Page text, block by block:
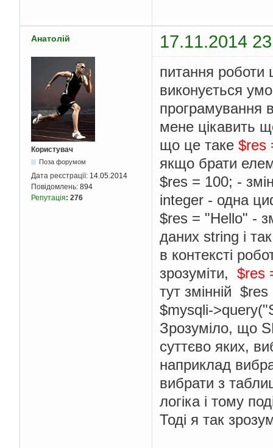
Анатолій 17.11.2014
Користувач
Поза форумом
Дата реєстрації: 14.05.2014
Повідомлень: 894
Репутація: 276
питання роботи
виконується
програмування
мене цікавить
що це таке $res
якщо брати
$res = 100; -
integer - одна
$res = "Hello" -
даних string і
в контексті
зрозуміти, $res
тут змінній
$mysqli-
Зрозуміло, що
суттєво яких,
наприклад
вибрати з
логіка і тому
Тоді я так